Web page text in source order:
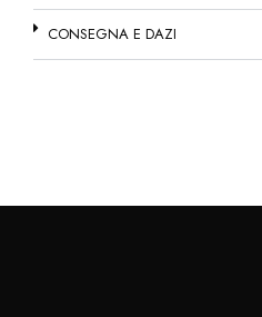
CONSEGNA E DAZI